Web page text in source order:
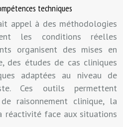
techniques
appel à des méthodologies
les conditions réelles
organisent des mises en
des études de cas cliniques
adaptées au niveau de
Ces outils permettent
raisonnement clinique, la
face aux situations